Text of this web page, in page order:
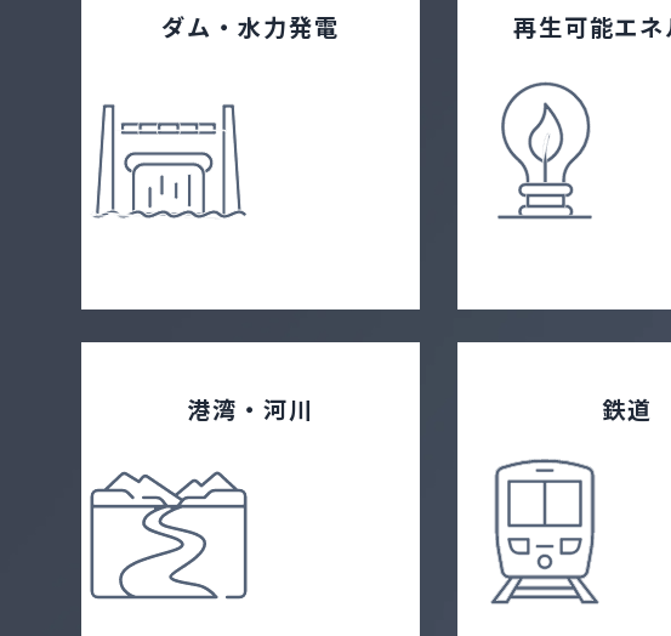
ダム・水力発電 再生可能エネ
港湾・河川 鉄道